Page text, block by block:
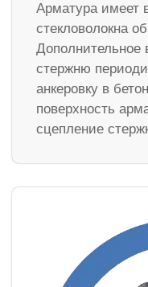
Арматура имеет
стекловолокна
Дополнительное
стержню
анкеровку в
поверхность
сцепление